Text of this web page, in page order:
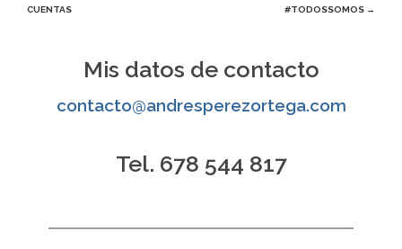
de
CUENTAS #TODOSSOMOS →
Mis datos de contacto
contacto@andresperezortega.com
Tel. 678 544 817